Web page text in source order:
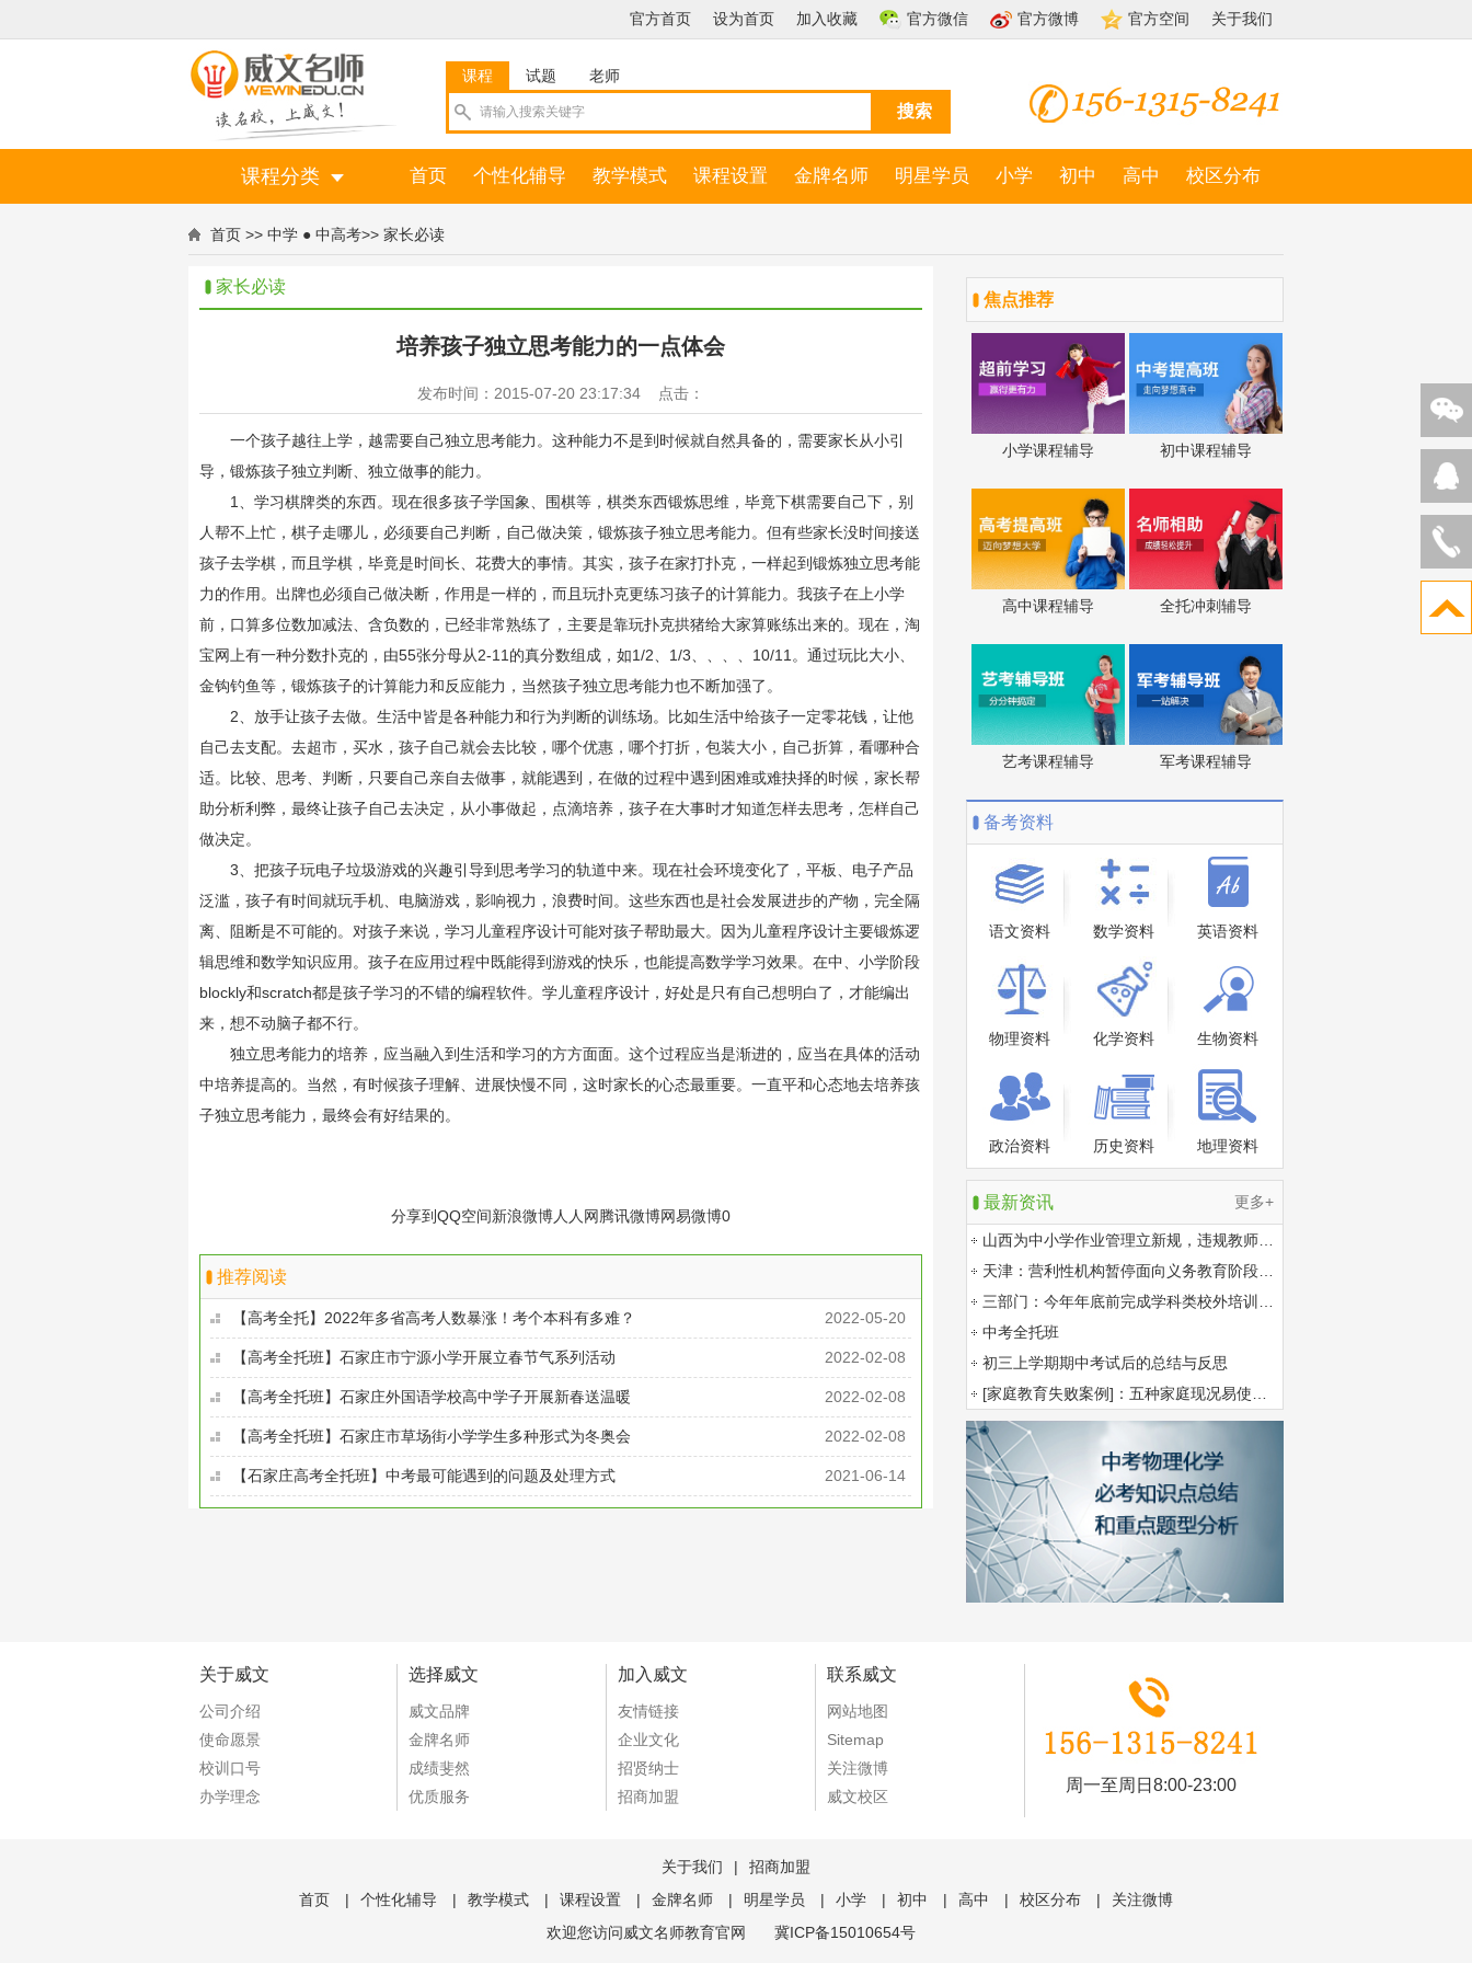
官方首页 设为首页 加入收藏 官方微信 官方微博 官方空间 关于我们
课程 试题 老师
课程分类 首页 个性化辅导 教学模式 课程设置 金牌名师 明星学员 小学 初中 高中 校区分布
首页 >> 中学 ● 中高考>> 家长必读
家长必读
培养孩子独立思考能力的一点体会
发布时间：2015-07-20 23:17:34 点击：
一个孩子越往上学，越需要自己独立思考能力。这种能力不是到时候就自然具备的，需要家长从小引
导，锻炼孩子独立判断、独立做事的能力。
1、学习棋牌类的东西。现在很多孩子学国象、围棋等，棋类东西锻炼思维，毕竟下棋需要自己下，别
人帮不上忙，棋子走哪儿，必须要自己判断，自己做决策，锻炼孩子独立思考能力。但有些家长没时间接送
孩子去学棋，而且学棋，毕竟是时间长、花费大的事情。其实，孩子在家打扑克，一样起到锻炼独立思考能
力的作用。出牌也必须自己做决断，作用是一样的，而且玩扑克更练习孩子的计算能力。我孩子在上小学
前，口算多位数加减法、含负数的，已经非常熟练了，主要是靠玩扑克拱猪给大家算账练出来的。现在，淘
宝网上有一种分数扑克的，由55张分母从2-11的真分数组成，如1/2、1/3、、、、10/11。通过玩比大小、
金钩钓鱼等，锻炼孩子的计算能力和反应能力，当然孩子独立思考能力也不断加强了。
2、放手让孩子去做。生活中皆是各种能力和行为判断的训练场。比如生活中给孩子一定零花钱，让他
自己去支配。去超市，买水，孩子自己就会去比较，哪个优惠，哪个打折，包装大小，自己折算，看哪种合
适。比较、思考、判断，只要自己亲自去做事，就能遇到，在做的过程中遇到困难或难抉择的时候，家长帮
助分析利弊，最终让孩子自己去决定，从小事做起，点滴培养，孩子在大事时才知道怎样去思考，怎样自己
做决定。
3、把孩子玩电子垃圾游戏的兴趣引导到思考学习的轨道中来。现在社会环境变化了，平板、电子产品
泛滥，孩子有时间就玩手机、电脑游戏，影响视力，浪费时间。这些东西也是社会发展进步的产物，完全隔
离、阻断是不可能的。对孩子来说，学习儿童程序设计可能对孩子帮助最大。因为儿童程序设计主要锻炼逻
辑思维和数学知识应用。孩子在应用过程中既能得到游戏的快乐，也能提高数学学习效果。在中、小学阶段
blockly和scratch都是孩子学习的不错的编程软件。学儿童程序设计，好处是只有自己想明白了，才能编出
来，想不动脑子都不行。
独立思考能力的培养，应当融入到生活和学习的方方面面。这个过程应当是渐进的，应当在具体的活动
中培养提高的。当然，有时候孩子理解、进展快慢不同，这时家长的心态最重要。一直平和心态地去培养孩
子独立思考能力，最终会有好结果的。
分享到QQ空间新浪微博人人网 腾讯微博网易微博0
推荐阅读
2022-05-20
【高考全托】2022年多省高考人数暴涨！考个本科有多难？
2022-02-08
【高考全托班】石家庄市宁源小学开展立春节气系列活动
2022-02-08
【高考全托班】石家庄外国语学校高中学子开展新春送温暖
2022-02-08
【高考全托班】石家庄市草场街小学学生多种形式为冬奥会
2021-06-14
【石家庄高考全托班】中考最可能遇到的问题及处理方式
焦点推荐
小学课程辅导 初中课程辅导
高中课程辅导 全托冲刺辅导
艺考课程辅导 军考课程辅导
备考资料
语文资料 数学资料 英语资料
物理资料 化学资料 生物资料
政治资料 历史资料 地理资料
最新资讯 更多+
中考全托班
初三上学期期中考试后的总结与反思
关于威文
公司介绍
使命愿景
校训口号
办学理念
选择威文
威文品牌
金牌名师
成绩斐然
优质服务
加入威文
友情链接
企业文化
招贤纳士
招商加盟
联系威文
网站地图
Sitemap
关注微博
威文校区
周一至周日8:00-23:00
关于我们 |
招商加盟
首页
| 个性化辅导 | 教学模式 | 课程设置 | 金牌名师 | 明星学员 | 小学 | 初中 | 高中 | 校区分布 |
关注微博
欢迎您访问威文名师教育官网
冀ICP备15010654号